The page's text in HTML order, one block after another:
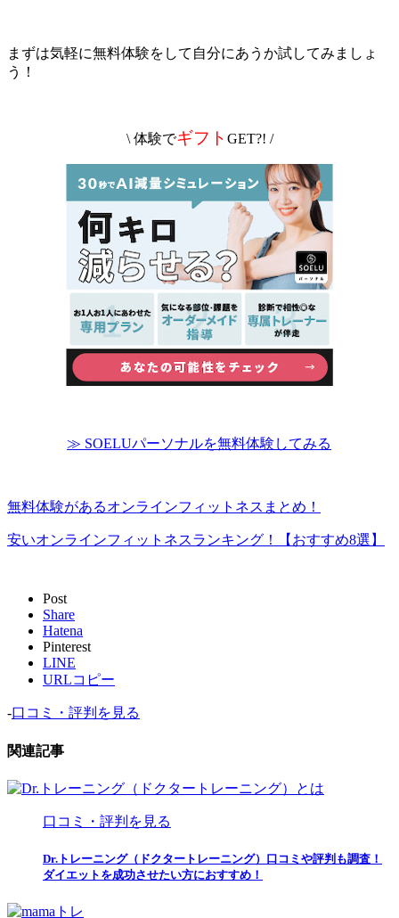
まずは気軽に無料体験をして自分にあうか試してみましょ
う！
\ 体験でギフト GET?! /
≫ SOELUパーソナルを無料体験してみる
無料体験があるオンラインフィットネスまとめ！
安いオンラインフィットネスランキング！【おすすめ8選】
Post
Share
Hatena
Pinterest
LINE
URLコピー
-口コミ・評判を見る
関連記事
口コミ・評判を見る
Dr.トレーニング（ドクタートレーニング）口コミや評判も調査！
ダイエットを成功させたい方におすすめ！